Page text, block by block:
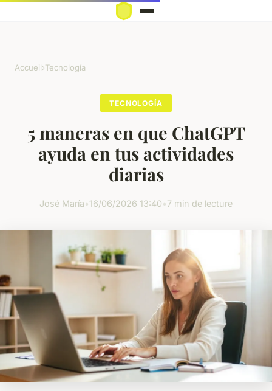
Accueil›Tecnología
TECNOLOGÍA
5 maneras en que ChatGPT
ayuda en tus actividades
diarias
José María•16/06/2026 13:40•7 min de lecture